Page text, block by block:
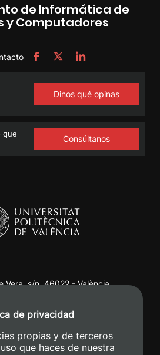
de Informática de
y Computadores
Dinos qué opinas
que
Consúltanos
Vera, s/n. 46022 - València
+34 620 04 00 50
de privacidad
propias y de terceros
que haces de nuestra